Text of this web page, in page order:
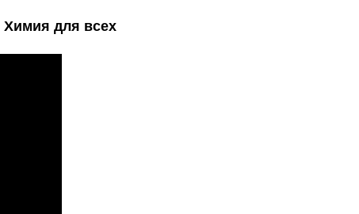
для всех